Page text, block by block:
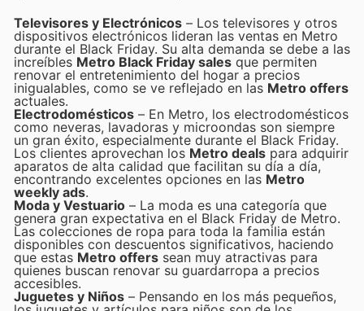
Televisores y Electrónicos – Los televisores y otros
dispositivos electrónicos lideran las ventas en Metro
durante el Black Friday. Su alta demanda se debe a las
increíbles Metro Black Friday sales que permiten
renovar el entretenimiento del hogar a precios
inigualables, como se ve reflejado en las Metro offers
actuales.
Electrodomésticos – En Metro, los electrodomésticos
como neveras, lavadoras y microondas son siempre
un gran éxito, especialmente durante el Black Friday.
Los clientes aprovechan los Metro deals para adquirir
aparatos de alta calidad que facilitan su día a día,
encontrando excelentes opciones en las Metro
weekly ads.
Moda y Vestuario – La moda es una categoría que
genera gran expectativa en el Black Friday de Metro.
Las colecciones de ropa para toda la familia están
disponibles con descuentos significativos, haciendo
que estas Metro offers sean muy atractivas para
quienes buscan renovar su guardarropa a precios
accesibles.
Juguetes y Niños – Pensando en los más pequeños,